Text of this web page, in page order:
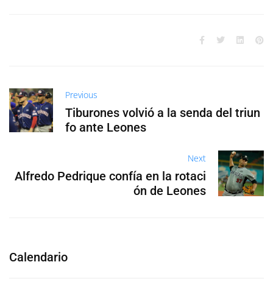
Previous
Tiburones volvió a la senda del triun
fo ante Leones
Next
Alfredo Pedrique confía en la rotaci
ón de Leones
Calendario